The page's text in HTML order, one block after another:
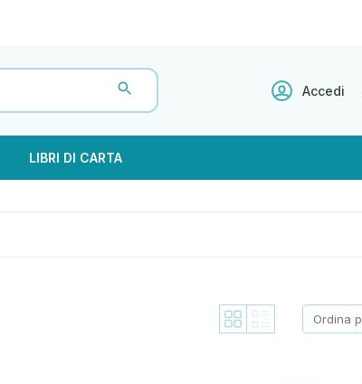
Accedi
LIBRI DI CARTA
Ordina